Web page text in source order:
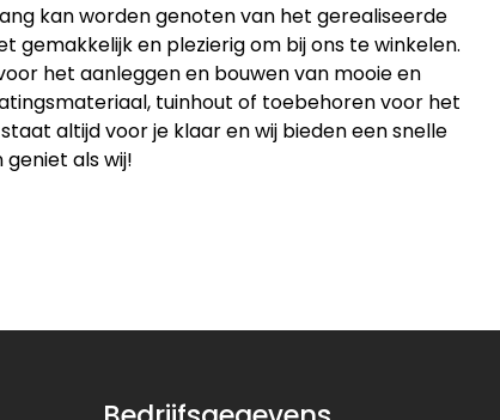
kan worden genoten van het gerealiseerde
gemakkelijk en plezierig om bij ons te winkelen.
het aanleggen en bouwen van mooie en
tuinhout of toebehoren voor het
altijd voor je klaar en wij bieden een snelle
als wij!